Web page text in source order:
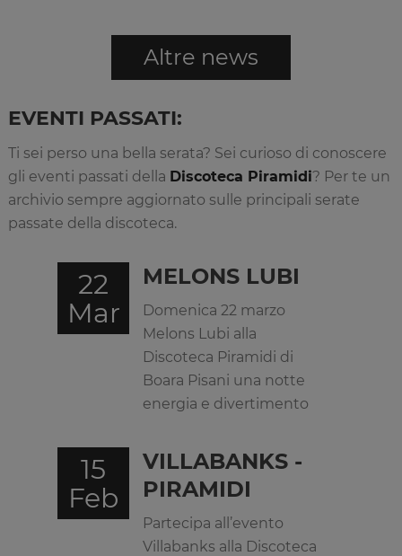
Altre news
EVENTI PASSATI:
Ti sei perso una bella serata? Sei curioso di conoscere
gli eventi passati della Discoteca Piramidi? Per te un
archivio sempre aggiornato sulle principali serate
passate della discoteca.
22
Mar
MELONS LUBI
Domenica 22 marzo
Melons Lubi alla
Discoteca Piramidi di
Boara Pisani una notte
energia e divertimento
15
Feb
VILLABANKS -
PIRAMIDI
Partecipa all’evento
Villabanks alla Discoteca